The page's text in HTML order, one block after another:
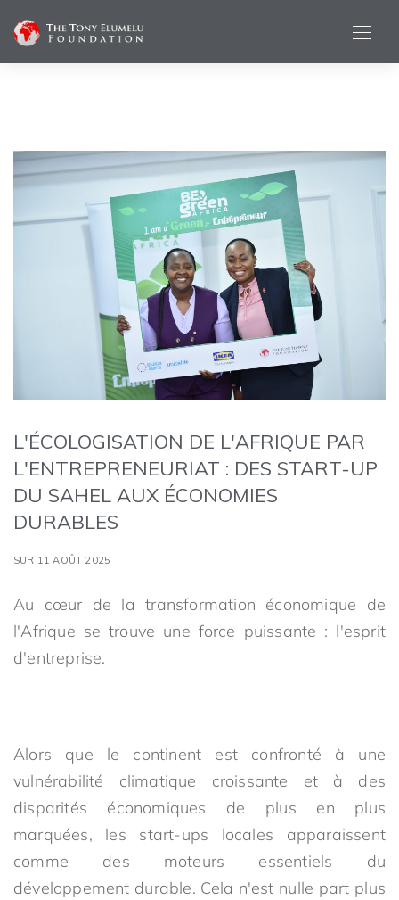
L'ÉCOLOGISATION DE L'AFRIQUE PAR
L'ENTREPRENEURIAT : DES START-UP
DU SAHEL AUX ÉCONOMIES
DURABLES
SUR 11 AOÛT 2025
Au cœur de la transformation économique de
l'Afrique se trouve une force puissante : l'esprit
d'entreprise.
Alors que le continent est confronté à une
vulnérabilité climatique croissante et à des
disparités économiques de plus en plus
marquées, les start-ups locales apparaissent
comme des moteurs essentiels du
développement durable. Cela n'est nulle part plus